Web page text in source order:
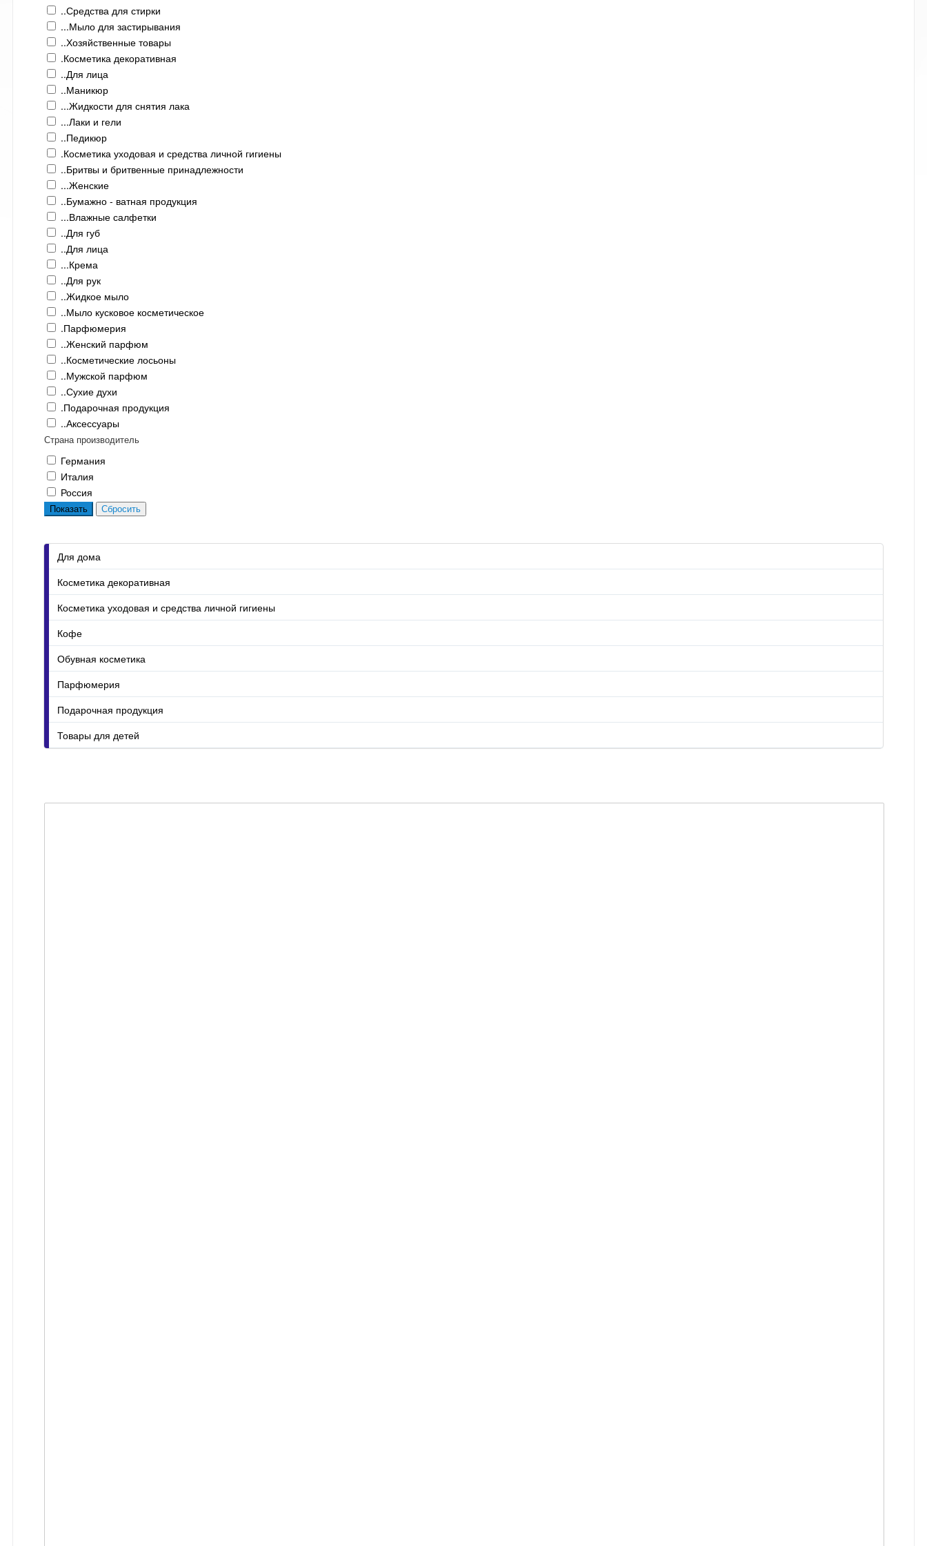
..Средства для стирки
...Мыло для застирывания
..Хозяйственные товары
.Косметика декоративная
..Для лица
..Маникюр
...Жидкости для снятия лака
...Лаки и гели
..Педикюр
.Косметика уходовая и средства личной гигиены
..Бритвы и бритвенные принадлежности
...Женские
..Бумажно - ватная продукция
...Влажные салфетки
..Для губ
..Для лица
...Крема
..Для рук
..Жидкое мыло
..Мыло кусковое косметическое
.Парфюмерия
..Женский парфюм
..Косметические лосьоны
..Мужской парфюм
..Сухие духи
.Подарочная продукция
..Аксессуары
Страна производитель
Германия
Италия
Россия
Для дома
Косметика декоративная
Косметика уходовая и средства личной гигиены
Кофе
Обувная косметика
Парфюмерия
Подарочная продукция
Товары для детей